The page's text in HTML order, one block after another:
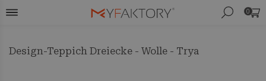
0
Design-Teppich Dreiecke - Wolle - Trya